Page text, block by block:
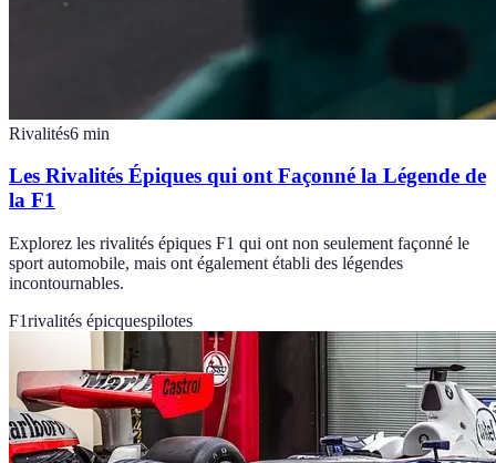
Rivalités6 min
Les Rivalités Épiques qui ont Façonné la Légende de
la F1
Explorez les rivalités épiques F1 qui ont non seulement façonné le
sport automobile, mais ont également établi des légendes
incontournables.
F1rivalités épicquespilotes